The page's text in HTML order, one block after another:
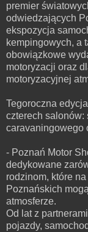
premier
odwiedzających
ekspozycja
kempingowych, a
obowiązkowe
motoryzacji oraz
motoryzacyjnej
Tegoroczna
czterech salonów:
caravaningowego
- Poznań Motor
dedykowane
rodzinom, które
Poznańskich
atmosferze.
Od lat z
pojazdy,